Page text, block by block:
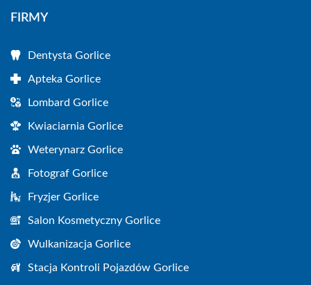
FIRMY
Dentysta Gorlice
Apteka Gorlice
Lombard Gorlice
Kwiaciarnia Gorlice
Weterynarz Gorlice
Fotograf Gorlice
Fryzjer Gorlice
Salon Kosmetyczny Gorlice
Wulkanizacja Gorlice
Stacja Kontroli Pojazdów Gorlice